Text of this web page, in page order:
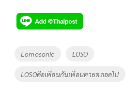
e
b
o
o
k
tt
er
p
y
Li
n
k
Tags
Lomosonic LOSO
LOSOคือเพื่อนกันเพื่อนตายตลอดไป